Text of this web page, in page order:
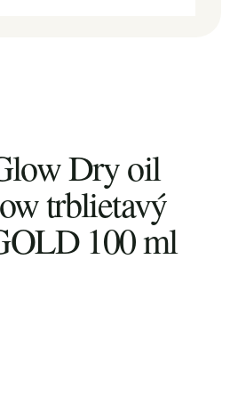
Dry oil
trblietavý
100 ml